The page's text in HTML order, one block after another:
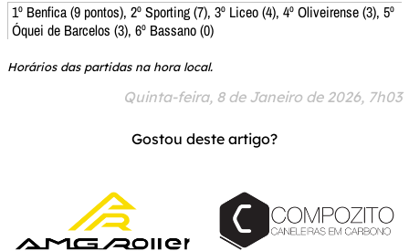
1º Benfica (9 pontos), 2º Sporting (7), 3º Liceo (4), 4º Oliveirense (3), 5º
Óquei de Barcelos (3), 6º Bassano (0)
Horários das partidas na hora local.
Quinta-feira, 8 de Janeiro de 2026, 7h03
Gostou deste artigo?